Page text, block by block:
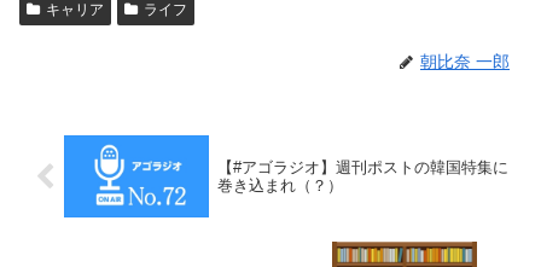
キャリア ライフ
朝比奈 一郎
【#アゴラジオ】週刊ポストの韓国特集に
巻き込まれ（？）